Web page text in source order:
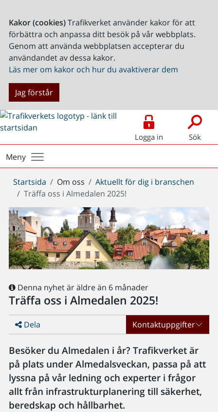
Kakor (cookies)Trafikverket använder kakor för att
förbättra och anpassa ditt besök på vår webbplats.
Genom att använda webbplatsen accepterar du
användandet av dessa kakor.
Läs mer om kakor och hur du avaktiverar dem
Jag förstår
Logga in Sök
Meny
Du
är
här:
Startsida Om oss
Aktuellt för dig i branschen
Träffa oss i Almedalen 2025!
Denna nyhet är äldre än 6 månader
Träffa oss i Almedalen 2025!
Dela Kontaktuppgifter
Besöker du Almedalen i år? Trafikverket är
på plats under Almedalsveckan, passa på att
lyssna på vår ledning och experter i frågor
allt från infrastrukturplanering till säkerhet,
beredskap och hållbarhet.